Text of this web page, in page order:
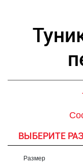
ВЫБЕРИТЕ
Размер